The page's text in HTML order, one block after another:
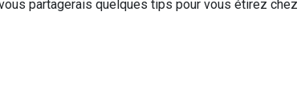
partagerais quelques tips pour vous étirez chez